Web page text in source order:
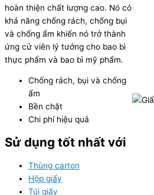
hoàn thiện chất lượng cao. Nó có
khả năng chống rách, chống bụi
và chống ẩm khiến nó trở thành
ứng cử viên lý tưởng cho bao bì
thực phẩm và bao bì mỹ phẩm.
Chống rách, bụi và chống
ẩm
Bền chặt
Chi phí hiệu quả
Sử dụng tốt nhất với
Thùng carton
Hộp giấy
Túi giấy